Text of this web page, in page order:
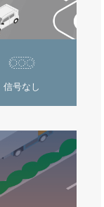
信号なし